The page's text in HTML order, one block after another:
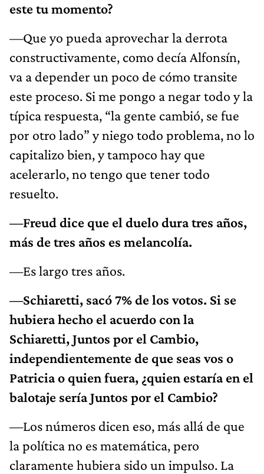
este tu momento?
—Que yo pueda aprovechar la derrota
constructivamente, como decía Alfonsín,
va a depender un poco de cómo transite
este proceso. Si me pongo a negar todo y la
típica respuesta, “la gente cambió, se fue
por otro lado” y niego todo problema, no lo
capitalizo bien, y tampoco hay que
acelerarlo, no tengo que tener todo
resuelto.
—Freud dice que el duelo dura tres años,
más de tres años es melancolía.
—Es largo tres años.
—Schiaretti, sacó 7% de los votos. Si se
hubiera hecho el acuerdo con la
Schiaretti, Juntos por el Cambio,
independientemente de que seas vos o
Patricia o quien fuera, ¿quien estaría en el
balotaje sería Juntos por el Cambio?
—Los números dicen eso, más allá de que
la política no es matemática, pero
claramente hubiera sido un impulso. La